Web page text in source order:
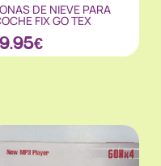
DE NIEVE PARA
FIX GO TEX
€